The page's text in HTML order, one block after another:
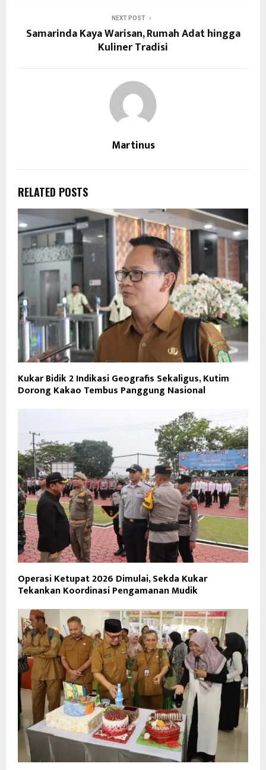
NEXT POST
Samarinda Kaya Warisan, Rumah Adat hingga
Kuliner Tradisi
Martinus
RELATED POSTS
Kukar Bidik 2 Indikasi Geografis Sekaligus, Kutim
Dorong Kakao Tembus Panggung Nasional
Operasi Ketupat 2026 Dimulai, Sekda Kukar
Tekankan Koordinasi Pengamanan Mudik